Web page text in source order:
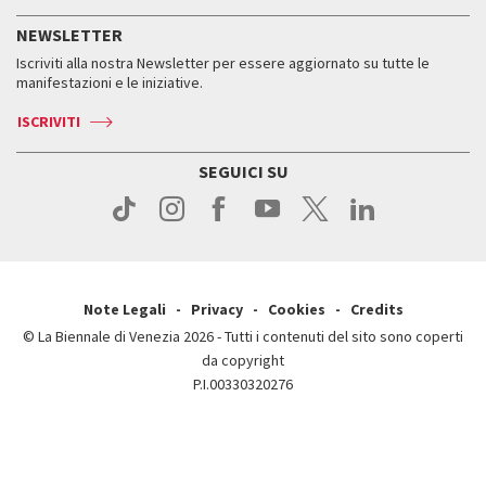
Come raggiungerci
Come raggiungerci
Contatti
Press
Orari e sedi
Biglietti
Servizi al pubblico
Come raggiungerci
Contatti
Storia
Orari e sedi
NEWSLETTER
Iscriviti alla nostra Newsletter per essere aggiornato su tutte le
manifestazioni e le iniziative.
ISCRIVITI
SEGUICI SU
Note Legali Privacy Cookies
Credits
© La Biennale di Venezia 2026 - Tutti i contenuti del sito sono coperti
da copyright
P.I.00330320276